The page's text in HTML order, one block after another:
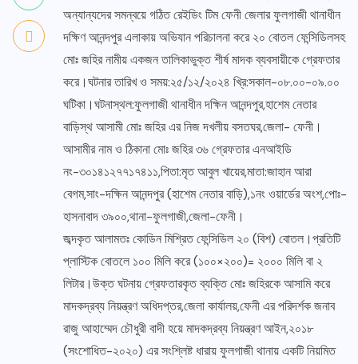
অন্যান্যদের সমন্বয়ে গঠিত রেইডিং টিম ফেনী জেলার ফুলগাজী থানাধীন
দক্ষিণ আনন্দপুর এলাকায় অভিযান পরিচালনা করে ২০ বোতল ফেন্সিডিলসহ
মোঃ জহির নামীয় একজন তালিকাভুক্ত শীর্ষ মাদক ব্যবসায়ীকে গ্রেফতার
করে।ঘটনার তারিখ ও সময়:২৫/১২/২০২৪ খ্রি:সকাল-০৮.০০-০৯.০০
ঘটিকা।ঘটনাস্থল:ফুলগাজী থানাধীন দক্ষিন আনন্দপুর,হাশেম নেতার
বাড়িস্থ আসামী মোঃ জহির এর নিজ দখলীয় বসতঘর,জেলা- ফেনী।
আসামীর নাম ও ঠিকানা মোঃ জহির ৩৬ গ্রেফতার এনআইডি
নং-৩০১৪১২৭৭১৭৪১১,পিতা:মৃত আবুল খায়ের,মাতা:জাহান আরা
বেগম,সাং-দক্ষিন আনন্দপুর (হাশেম নেতার বাড়ি),১নং ওয়ার্ডের অংশ,পোঃ-
হাসনাবাদ ৩৯০০,থানা-ফুলগাজী,জেলা-ফেনী।
জব্দকৃত আলামতঃ কোডিন মিশ্রিত ফেন্সিডিল ২০ (বিশ) বোতল।প্রতিটি
প্লাস্টিক বোতলে ১০০ মিলি করে (১০০×২০০)= ২০০০ মিলি বা ২
লিটার।উক্ত ঘটনায় গ্রেফতারকৃত ব্যক্তি মোঃ জহিরকে আসামি করে
মাদকদ্রব্য নিয়ন্ত্রণ অধিদপ্তর,জেলা কার্যালয়,ফেনী এর পরিদর্শক জনাব
রাজু আহাম্মেদ চৌধুরী বাদী হয়ে মাদকদ্রব্য নিয়ন্ত্রণ আইন,২০১৮
(সংশোধিত-২০২০) এর সংশ্লিষ্ট ধারায় ফুলগাজী থানায় একটি নিয়মিত